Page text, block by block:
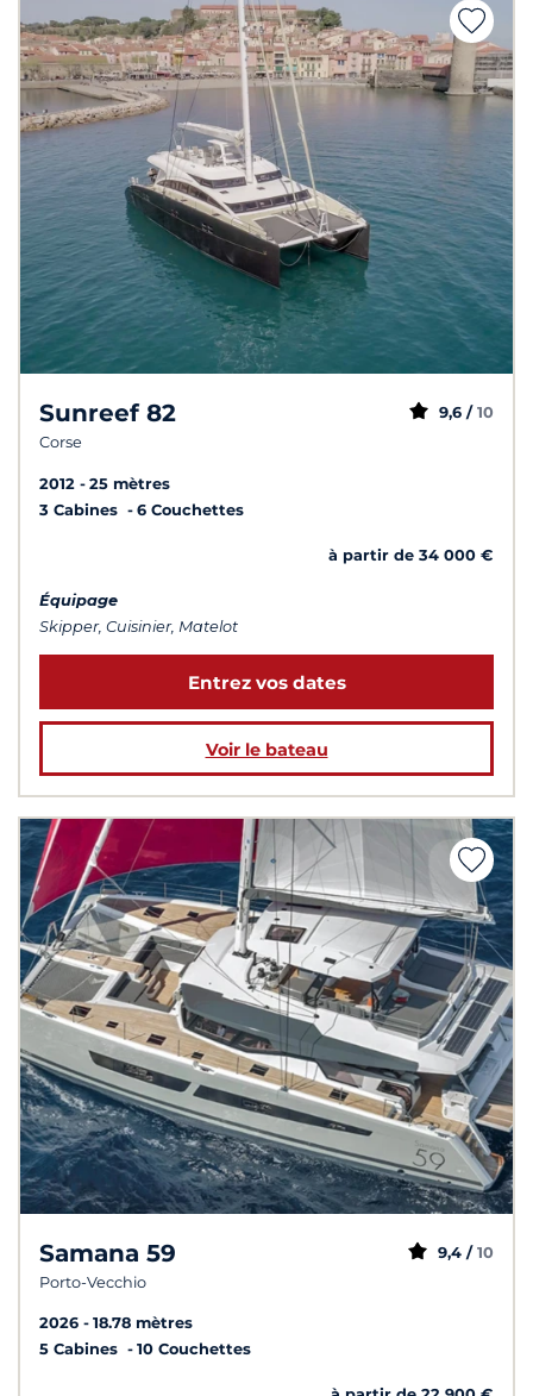
Sunreef 82
Corse
9,6 / 10
2012
25 mètres
3 Cabines
6 Couchettes
à partir de 34 000 €
Équipage
Skipper, Cuisinier, Matelot
Entrez vos dates
Voir le bateau
Samana 59
Porto-Vecchio
9,4 / 10
2026
18.78 mètres
5 Cabines
10 Couchettes